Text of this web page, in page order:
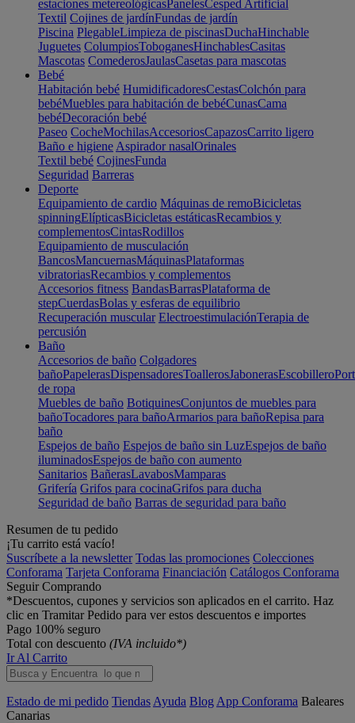
estaciones metereológicasPanelesCesped Artificial
Textil Cojines de jardínFundas de jardín
Piscina PlegableLimpieza de piscinasDuchaHinchable
Juguetes ColumpiosToboganesHinchablesCasitas
Mascotas ComederosJaulasCasetas para mascotas
Bebé
Habitación bebé HumidificadoresCestasColchón para
bebéMuebles para habitación de bebéCunasCama
bebéDecoración bebé
Paseo CocheMochilasAccesoriosCapazosCarrito ligero
Baño e higiene Aspirador nasalOrinales
Textil bebé CojinesFunda
Seguridad Barreras
Deporte
Equipamiento de cardio Máquinas de remoBicicletas
spinningElípticasBicicletas estáticasRecambios y
complementosCintasRodillos
Equipamiento de musculación
BancosMancuernasMáquinasPlataformas
vibratoriasRecambios y complementos
Accesorios fitness BandasBarrasPlataforma de
stepCuerdasBolas y esferas de equilibrio
Recuperación muscular ElectroestimulaciónTerapia de
percusión
Baño
Accesorios de baño Colgadores
bañoPapelerasDispensadoresToallerosJabonerasEscobillero
de ropa
Muebles de baño BotiquinesConjuntos de muebles para
bañoTocadores para bañoArmarios para bañoRepisa para
baño
Espejos de baño Espejos de baño sin LuzEspejos de baño
iluminadosEspejos de baño con aumento
Sanitarios BañerasLavabosMamparas
Grifería Grifos para cocinaGrifos para ducha
Seguridad de baño Barras de seguridad para baño
Resumen de tu pedido
¡Tu carrito está vacío!
Suscríbete a la newsletter Todas las promociones Colecciones
Conforama Tarjeta Conforama Financiación Catálogos Conforama
Seguir Comprando
*Descuentos, cupones y servicios son aplicados en el carrito. Haz
clic en Tramitar Pedido para ver estos descuentos e importes
Pago 100% seguro
Total con descuento (IVA incluido*)
Ir Al Carrito
Estado de mi pedido Tiendas Ayuda Blog App Conforama Baleares
Canarias